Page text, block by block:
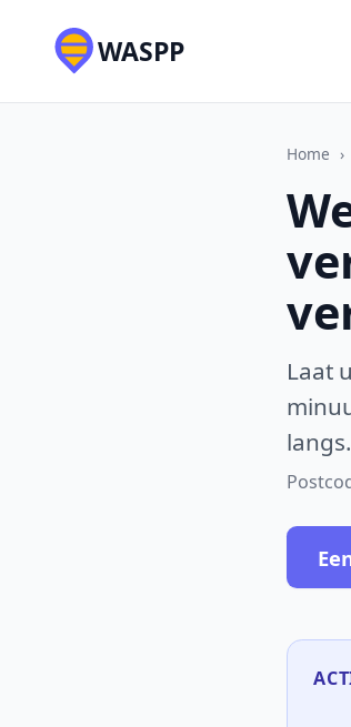
WASPP
Home ›
Laat
langs.